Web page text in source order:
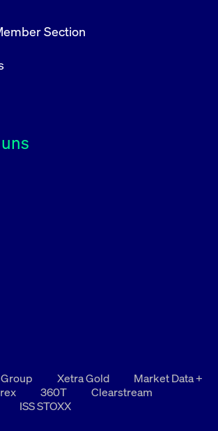
Section
Xetra Gold
Market Data +
360T
Clearstream
ISS STOXX